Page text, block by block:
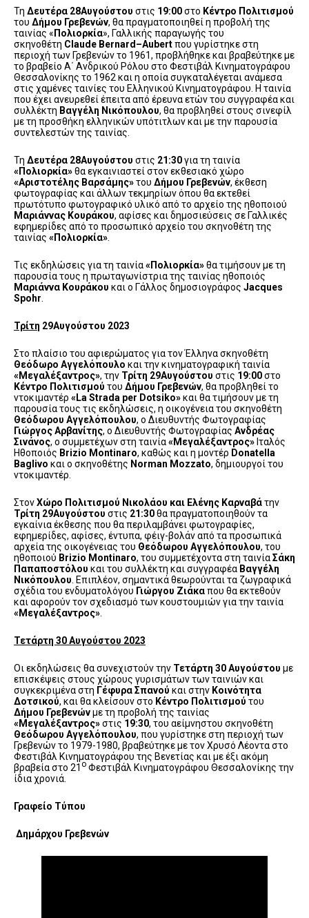
Τη Δευτέρα 28Αυγούστου στις 19:00στο Κέντρο Πολιτισμού
του Δήμου Γρεβενών, θα πραγματοποιηθεί η προβολή της
ταινίας «Πολιορκία», Γαλλικής παραγωγής του
σκηνοθέτη Claude Bernard–Aubertπου γυρίστηκε στη
περιοχή των Γρεβενών το 1961, προβλήθηκε και βραβεύτηκε με
το βραβείο Α΄ Ανδρικού Ρόλου στο Φεστιβάλ Κινηματογράφου
Θεσσαλονίκης το 1962 και η οποία συγκαταλέγεται ανάμεσα
στις χαμένες ταινίες του Ελληνικού Κινηματογράφου. Η ταινία
που έχει ανευρεθεί έπειτα από έρευνα ετών του συγγραφέα και
συλλέκτη Βαγγέλη Νικόπουλου, θα προβληθεί στους σινεφίλ
με τη προσθήκη ελληνικών υπότιτλων και με την παρουσία
συντελεστών της ταινίας.
Τη Δευτέρα 28Αυγούστου στις 21:30για τη ταινία
«Πολιορκία»θα εγκαινιαστεί στον εκθεσιακό χώρο
«Αριστοτέλης Βαρσάμης»του Δήμου Γρεβενών, έκθεση
φωτογραφίας και άλλων τεκμηρίων όπου θα εκτεθεί
πρωτότυπο φωτογραφικό υλικό από το αρχείο της ηθοποιού
Μαριάννας Κουράκου, αφίσες και δημοσιεύσεις σε Γαλλικές
εφημερίδες από το προσωπικό αρχείο του σκηνοθέτη της
ταινίας «Πολιορκία»
Τις εκδηλώσεις για τη ταινία«Πολιορκία»θα τιμήσουν με τη
παρουσία τους η πρωταγωνίστρια της ταινίας ηθοποιός
Μαριάννα Κουράκου και ο Γάλλος δημοσιογράφος Jacques
Spohr
Τρίτη 29Αυγούστου 2023
Στο πλαίσιο του αφιερώματος για τον Έλληνα σκηνοθέτη
Θεόδωρο Αγγελόπουλο και την κινηματογραφική ταινία
«Μεγαλέξαντρος», την Τρίτη 29Αυγούστου στις 19:00στο
Κέντρο Πολιτισμού του Δήμου Γρεβενών, θα προβληθεί το
ντοκιμαντέρ «La Strada per Dotsiko»και θα τιμήσουν με τη
παρουσία τους τις εκδηλώσεις, η οικογένεια του σκηνοθέτη
Θεόδωρου Αγγελόπουλου, ο Διευθυντής Φωτογραφίας
Γιώργος Αρβανίτης, ο Διευθυντής Φωτογραφίας Ανδρέας
Σινάνος, ο συμμετέχων στη ταινία«Μεγαλέξαντρος»Ιταλός
Ηθοποιός Brizio Montinaro, καθώς και η μοντέρ Donatella
Baglivo και ο σκηνοθέτης Norman Mozzato, δημιουργοί του
ντοκιμαντέρ.
ΣτονΧώρο Πολιτισμού Νικολάου και Ελένης Καρναβάτην
Τρίτη 29Αυγούστου στις 21:30θα πραγματοποιηθούν τα
εγκαίνια έκθεσης που θα περιλαμβάνει φωτογραφίες,
εφημερίδες, αφίσες, έντυπα, φέιγ-βολάν από τα προσωπικά
αρχεία της οικογένειας του Θεόδωρου Αγγελόπουλου, του
ηθοποιού Brizio Montinaro, του συμμετέχοντα στη ταινίαΣάκη
Παπαποστόλου και του συλλέκτη και συγγραφέα Βαγγέλη
Νικόπουλου . Επιπλέον, σημαντικά θεωρούνται τα ζωγραφικά
σχέδια του ενδυματολόγου Γιώργου Ζιάκαπου θα εκτεθούν
και αφορούν τον σχεδιασμό των κουστουμιών για την ταινία
«Μεγαλέξαντρος»
Τετάρτη 30 Αυγούστου 2023
Οι εκδηλώσεις θα συνεχιστούν την Τετάρτη 30 Αυγούστου με
επισκέψεις στους χώρους γυρισμάτων των ταινιών και
συγκεκριμένα στη Γέφυρα Σπανού και στην Κοινότητα
Δοτσικού, και θα κλείσουν στο Κέντρο Πολιτισμού του
Δήμου Γρεβενώνμε τη προβολή της ταινίας
«Μεγαλέξαντρος»στις 19:30, του αείμνηστου σκηνοθέτη
Θεόδωρου Αγγελόπουλου, που γυρίστηκε στη περιοχή των
Γρεβενών το 1979-1980, βραβεύτηκε με τον Χρυσό Λέοντα στο
Φεστιβάλ Κινηματογράφου της Βενετίας και με έξι ακόμη
βραβεία στο 21 ο Φεστιβάλ Κινηματογράφου Θεσσαλονίκης την
ίδια χρονιά.
Γραφείο Τύπου
Δημάρχου Γρεβενών